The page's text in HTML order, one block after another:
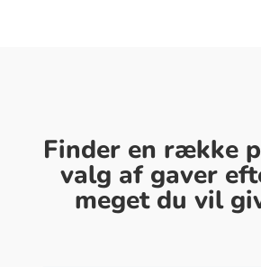
Finder en række
valg af gaver
meget du vil